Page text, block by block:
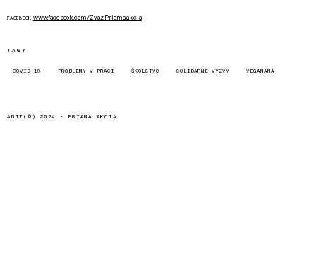
FACEBOOK www.facebook.com/Zvaz.Priama.akcia
TAGY
COVID-19 PROBLÉMY V PRÁCI ŠKOLSTVO SOLIDÁRNE VÝZVY VEGANANA
ANTI(©) 2024 - PRIAMA AKCIA